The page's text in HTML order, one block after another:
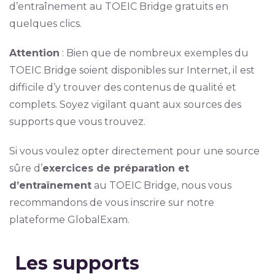
d’entraînement au TOEIC Bridge gratuits en
quelques clics.
Attention : Bien que de nombreux exemples du
TOEIC Bridge soient disponibles sur Internet, il est
difficile d’y trouver des contenus de qualité et
complets. Soyez vigilant quant aux sources des
supports que vous trouvez.
Si vous voulez opter directement pour une source
sûre d’exercices de préparation et
d’entraînementau TOEIC Bridge, nous vous
recommandons de vous inscrire sur notre
plateforme GlobalExam.
Les supports